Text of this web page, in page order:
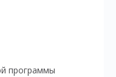
программы